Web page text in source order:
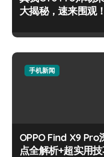
大揭秘，速来围观！
手机新闻
OPPO Find X9 Pro
点全解析+超实用技